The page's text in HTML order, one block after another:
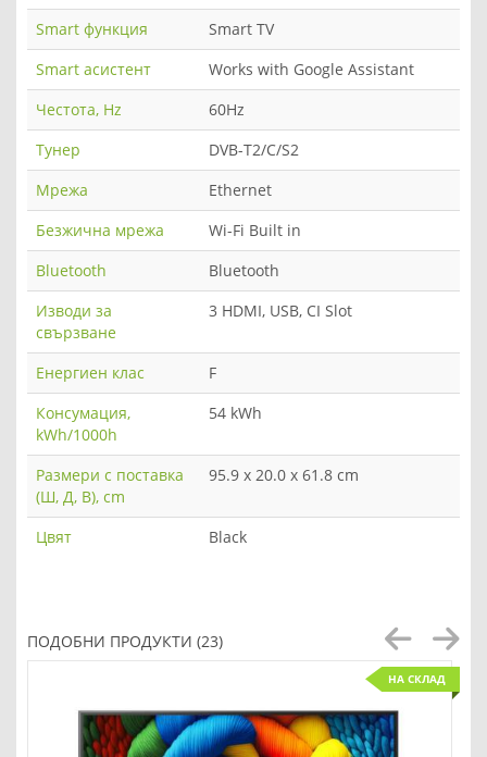
Smart функция
Smart TV
Smart асистент
Works with Google Assistant
Честота, Hz
60Hz
Тунер
DVB-T2/C/S2
Мрежа
Ethernet
Безжична мрежа
Wi-Fi Built in
Bluetooth
Bluetooth
Изводи за
свързване
3 HDMI, USB, CI Slot
Енергиен клас
F
Консумация,
kWh/1000h
54 kWh
Размери с поставка
(Ш, Д, В), cm
95.9 x 20.0 x 61.8 cm
Цвят Black
ПОДОБНИ ПРОДУКТИ (23)
НА СКЛАД